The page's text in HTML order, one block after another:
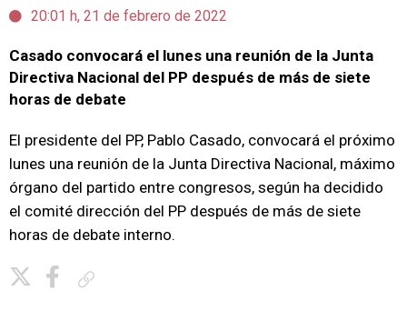
20:01 h, 21 de febrero de 2022
Casado convocará el lunes una reunión de la Junta
Directiva Nacional del PP después de más de siete
horas de debate
El presidente del PP, Pablo Casado, convocará el próximo
lunes una reunión de la Junta Directiva Nacional, máximo
órgano del partido entre congresos, según ha decidido
el comité dirección del PP después de más de siete
horas de debate interno.